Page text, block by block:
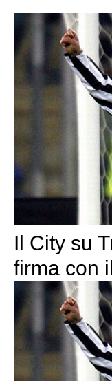
Il City su
firma con